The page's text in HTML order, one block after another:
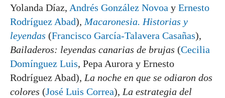
Yolanda Díaz, Andrés González Novoa y Ernesto
Rodríguez Abad), Macaronesia. Historias y
leyendas (Francisco García-Talavera Casañas),
Bailaderos: leyendas canarias de brujas (Cecilia
Domínguez Luis, Pepa Aurora y Ernesto
Rodríguez Abad), La noche en que se odiaron dos
colores (José Luis Correa), La estrategia del